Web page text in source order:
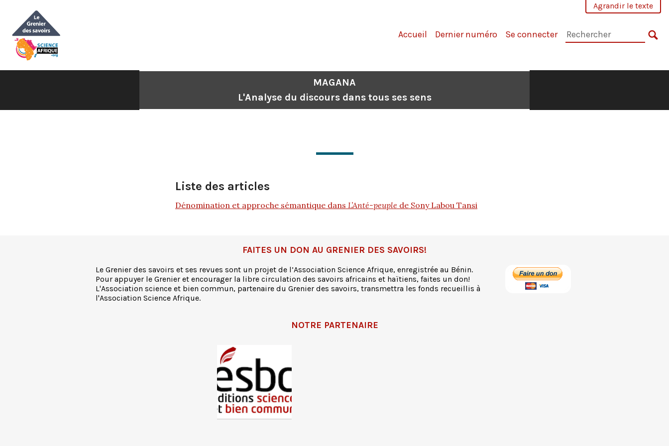
contenu
Agrandir le texte
Accueil Dernier numéro Se connecter
Rechercher
revue
MAGANA
L'Analyse du discours dans tous ses sens
Liste des articles
Dénomination et approche sémantique dans L’Anté-peuple de Sony Labou Tansi
FAITES UN DON AU GRENIER DES SAVOIRS!
Le Grenier des savoirs et ses revues sont un projet de l’Association Science Afrique, enregistrée au Bénin.
Pour appuyer le Grenier et encourager la libre circulation des savoirs africains et haïtiens, faites un don!
L'Association science et bien commun, partenaire du Grenier des savoirs, transmettra les fonds recueillis à
l'Association Science Afrique.
NOTRE PARTENAIRE